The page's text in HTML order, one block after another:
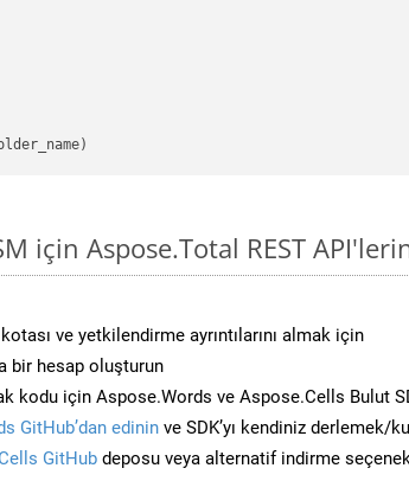
için Aspose.Total REST
ve yetkilendirme ayrıntılarını almak için
bir hesap oluşturun
kodu için Aspose.Words ve Aspose.Cells Bulut
GitHub’dan edinin ve SDK’yı kendiniz derlemek/
GitHub deposu veya alternatif indirme